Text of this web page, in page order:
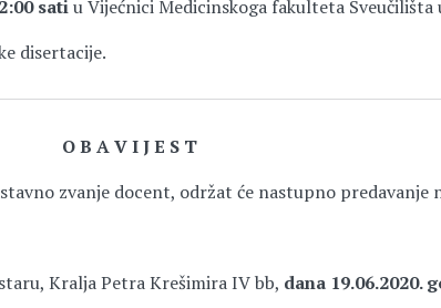
satiu Vijećnici Medicinskoga fakulteta
disertacije.
O B A V I J E S T
zvanje docent, održat će nastupno predavanje
Kralja Petra Krešimira IV bb, dana 19.06.2020.